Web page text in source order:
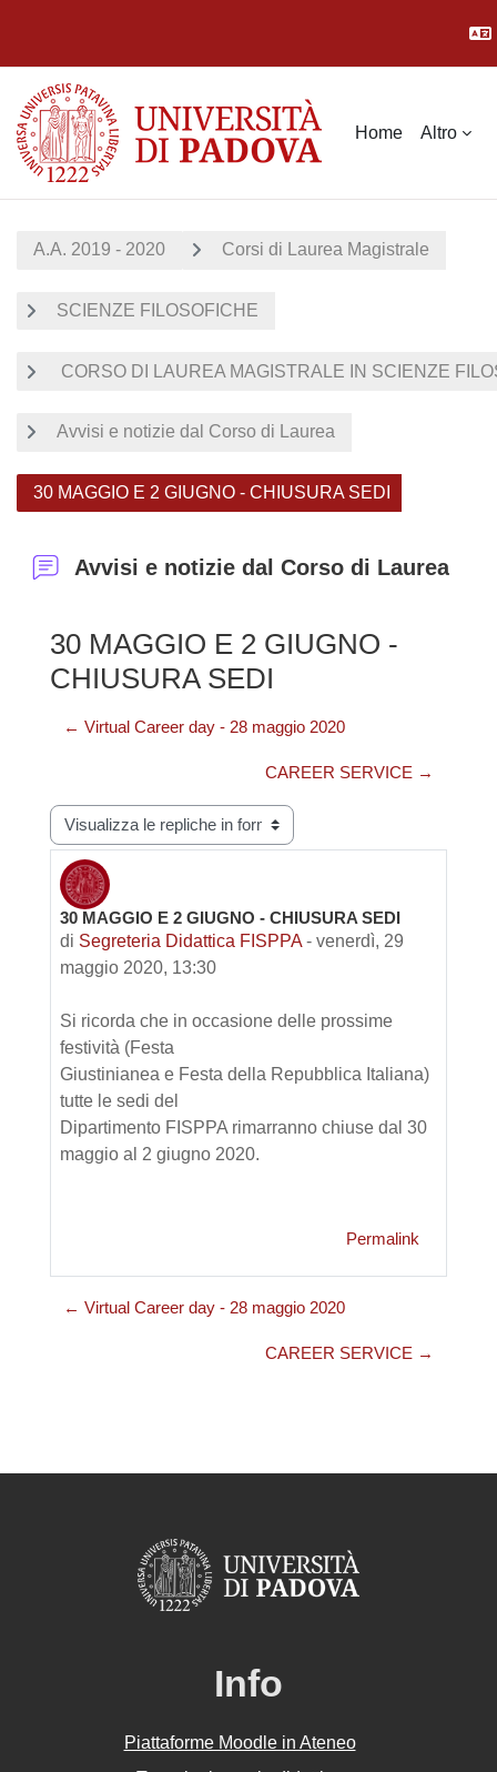
Home Altro
A.A. 2019 - 2020 Corsi di Laurea Magistrale
SCIENZE FILOSOFICHE
CORSO DI LAUREA MAGISTRALE IN SCIENZE
Avvisi e notizie dal Corso di Laurea
30 MAGGIO E 2 GIUGNO - CHIUSURA SEDI
Avvisi e notizie dal Corso di Laurea
30 MAGGIO E 2 GIUGNO -
CHIUSURA SEDI
← Virtual Career day - 28 maggio 2020
CAREER SERVICE →
Modalità visualizzazione
30 MAGGIO E 2 GIUGNO - CHIUSURA SEDI
di Segreteria Didattica FISPPA - venerdì, 29
maggio 2020, 13:30
Numero di risposte: 0
Si ricorda che in occasione delle prossime
festività (Festa
Giustinianea e Festa della Repubblica Italiana)
tutte le sedi del
Dipartimento FISPPA rimarranno chiuse dal 30
maggio al 2 giugno 2020.
Permalink
← Virtual Career day - 28 maggio 2020
CAREER SERVICE →
Info
Piattaforme Moodle in Ateneo